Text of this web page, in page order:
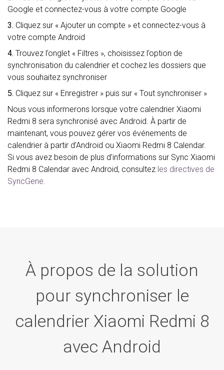
Google et connectez-vous à votre compte Google
3. Cliquez sur « Ajouter un compte » et connectez-vous à
votre compte Android
4. Trouvez l’onglet « Filtres », choisissez l’option de
synchronisation du calendrier et cochez les dossiers que
vous souhaitez synchroniser
5. Cliquez sur « Enregistrer » puis sur « Tout synchroniser »
Nous vous informerons lorsque votre calendrier Xiaomi
Redmi 8 sera synchronisé avec Android. À partir de
maintenant, vous pouvez gérer vos événements de
calendrier à partir d’Android ou Xiaomi Redmi 8 Calendar.
Si vous avez besoin de plus d’informations sur Sync Xiaomi
Redmi 8 Calendar avec Android, consultez les directives de
SyncGene.
À propos de la solution
pour synchroniser le
calendrier Xiaomi Redmi 8
avec Android